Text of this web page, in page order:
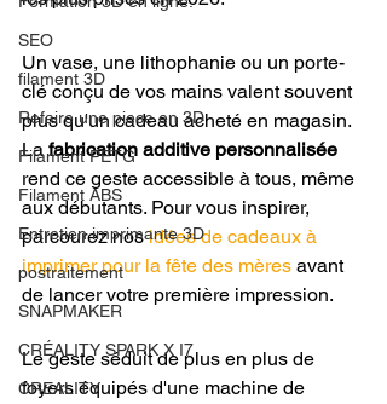
SEO
filament 3D
Refaire une piece en 3D
Filament PETG
Filament ABS
Entretien imprimante 3D
postraitement
SNAPMAKER
CRÉALITY SPARK X I7
CREALITY
Un vase, une lithophanie ou un porte-
clé conçu de vos mains valent souvent
plus qu'un cadeau acheté en magasin.
La fabrication additive personnalisée
rend ce geste accessible à tous, même
aux débutants. Pour vous inspirer,
parcourez nos idées de cadeaux à
imprimer pour la fête des mères avant
de lancer votre première impression.
Le geste séduit de plus en plus de
foyers équipés d'une machine de